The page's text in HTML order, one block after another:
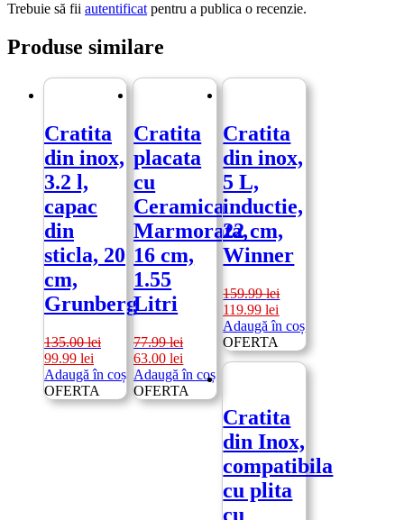
Trebuie să fii autentificat pentru a publica o recenzie.
Produse similare
Cratita
din inox,
3.2 l,
capac
din
sticla, 20
cm,
Grunberg
135.00lei
Prețul
inițial
a
fost:
99.99 lei
curent
este:
99.99 lei.
Adaugă în coș
OFERTA
Cratita
placata
cu
Ceramica
Marmorata,
16 cm,
1.55
Litri
77.99lei
Prețul
inițial
a
fost:
63.00lei
curent
este:
63.00 lei.
Adaugă în coș
OFERTA
Cratita
din inox,
5 L,
inductie,
22 cm,
Winner
159.99lei
Prețul
inițial
a
fost:
119.99lei
curent
119.99 lei.
Adaugă în coș
OFERTA
Cratita
din Inox,
compatibila
cu plita
cu